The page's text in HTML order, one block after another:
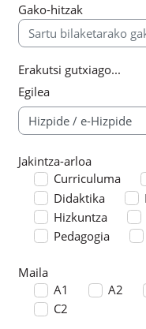
Gako-hitzak
Gako-hitzak
Erakutsi gutxiago...
Egilea
Jakintza-arloa
Jakintza-arloa
Curriculuma
Didaktika
Hizkuntza
Pedagogia
Maila
MailaA1 A2
C2